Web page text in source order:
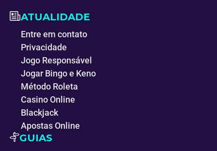
ATUALIDADE
Entre em contato
Privacidade
Jogo Responsável
Jogar Bingo e Keno
Método Roleta
Casino Online
Blackjack
Apostas Online
GUIAS